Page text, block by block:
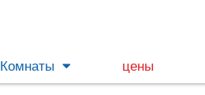
Комнаты цены